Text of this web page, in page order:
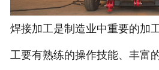
焊接加工是制造业中重要的加
工要有熟练的操作技能、丰富